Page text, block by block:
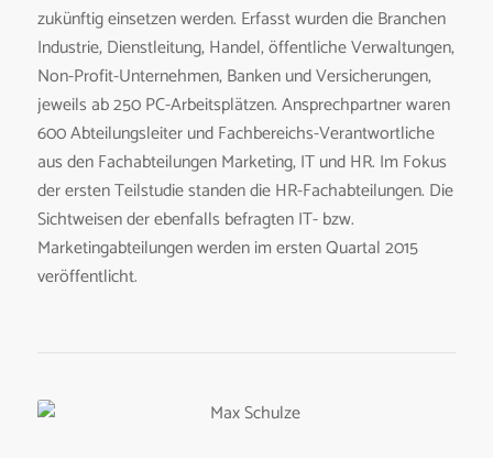
zukünftig einsetzen werden. Erfasst wurden die Branchen
Industrie, Dienstleitung, Handel, öffentliche Verwaltungen,
Non-Profit-Unternehmen, Banken und Versicherungen,
jeweils ab 250 PC-Arbeitsplätzen. Ansprechpartner waren
600 Abteilungsleiter und Fachbereichs-Verantwortliche
aus den Fachabteilungen Marketing, IT und HR. Im Fokus
der ersten Teilstudie standen die HR-Fachabteilungen. Die
Sichtweisen der ebenfalls befragten IT- bzw.
Marketingabteilungen werden im ersten Quartal 2015
veröffentlicht.